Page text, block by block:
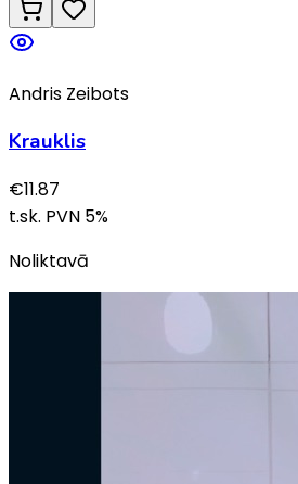
Andris Zeibots
Krauklis
€11.87
t.sk. PVN 5%
Noliktavā